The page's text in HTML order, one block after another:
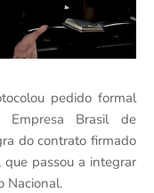
pedido formal
Brasil de
do contrato firmado
que passou a integrar
Nacional.